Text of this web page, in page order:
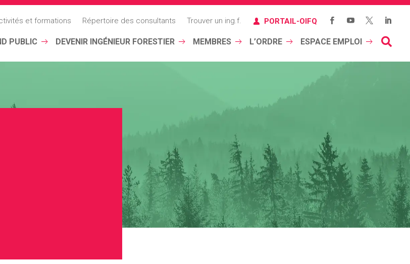
et formations Répertoire des consultants Trouver un ing.f. PORTAIL-OIFQ
PUBLIC DEVENIR INGÉNIEUR FORESTIER MEMBRES L’ORDRE ESPACE EMPLOI 